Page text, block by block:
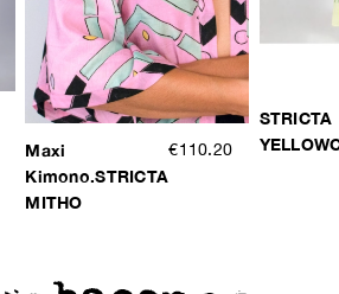
Maxi
Kimono.STRICTA
MITHO
€110.20
STRICTA